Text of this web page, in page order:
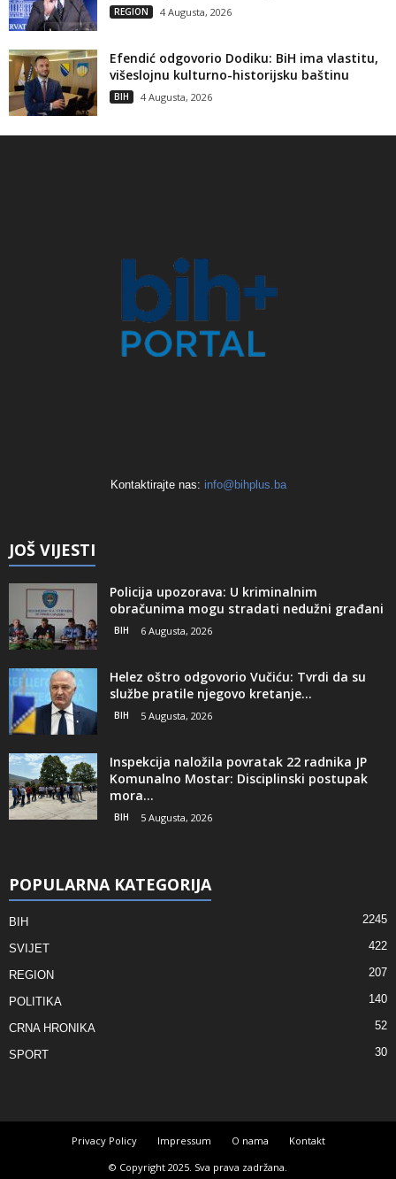
REGION 4 Augusta, 2026
Efendić odgovorio Dodiku: BiH ima vlastitu,
višeslojnu kulturno-historijsku baštinu
BIH 4 Augusta, 2026
Kontaktirajte nas: info@bihplus.ba
JOŠ VIJESTI
Policija upozorava: U kriminalnim
obračunima mogu stradati nedužni građani
BIH 6 Augusta, 2026
Helez oštro odgovorio Vučiću: Tvrdi da su
službe pratile njegovo kretanje...
BIH 5 Augusta, 2026
Inspekcija naložila povratak 22 radnika JP
Komunalno Mostar: Disciplinski postupak
mora...
BIH 5 Augusta, 2026
POPULARNA KATEGORIJA
BIH 2245
SVIJET 422
REGION 207
POLITIKA 140
CRNA HRONIKA 52
SPORT 30
Privacy Policy Impressum O nama
Kontakt
© Copyright 2025. Sva prava zadržana.